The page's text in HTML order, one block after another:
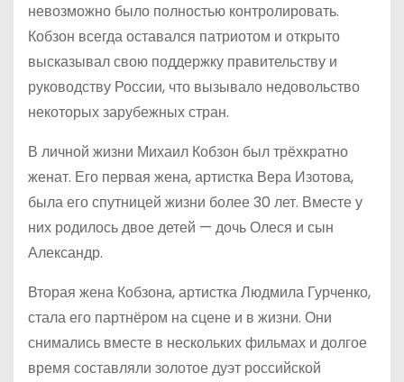
невозможно было полностью контролировать.
Кобзон всегда оставался патриотом и открыто
высказывал свою поддержку правительству и
руководству России, что вызывало недовольство
некоторых зарубежных стран.
В личной жизни Михаил Кобзон был трёхкратно
женат. Его первая жена, артистка Вера Изотова,
была его спутницей жизни более 30 лет. Вместе у
них родилось двое детей — дочь Олеся и сын
Александр.
Вторая жена Кобзона, артистка Людмила Гурченко,
стала его партнёром на сцене и в жизни. Они
снимались вместе в нескольких фильмах и долгое
время составляли золотое дуэт российской